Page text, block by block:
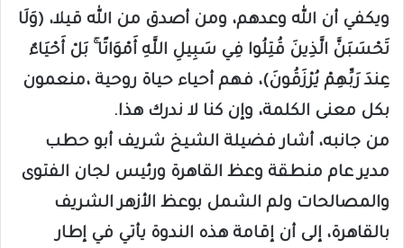
ويكفي أن الله وعدهم، ومن أصدق من الله قيلا، (وَلَا
تَحْسَبَنَّ الَّذِينَ قُتِلُوا فِي سَبِيلِ اللَّهِ أَمْوَاتًا ۚ بَلْ أَحْيَاءٌ
عِندَ رَبِّهِمْ يُرْزَقُونَ)، فهم أحياء حياة روحية ،منعمون
بكل معنى الكلمة، وإن كنا لا ندرك هذا.
من جانبه، أشار فضيلة الشيخ شريف أبو حطب
مدير عام منطقة وعظ القاهرة ورئيس لجان الفتوى
والمصالحات ولم الشمل بوعظ الأزهر الشريف
بالقاهرة، إلى أن إقامة هذه الندوة يأتي في إطار